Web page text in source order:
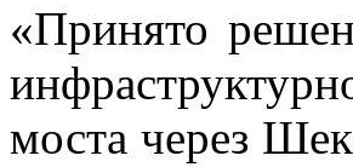
«Принято
моста через